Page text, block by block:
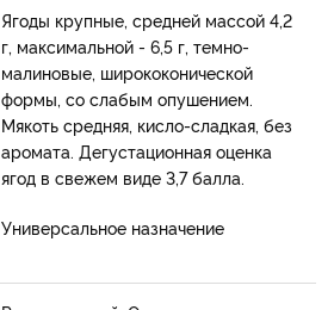
Ягоды крупные, средней массой 4,2
г, максимальной - 6,5 г, темно-
малиновые, ширококонической
формы, со слабым опушением.
Мякоть средняя, кисло-сладкая, без
аромата. Дегустационная оценка
ягод в свежем виде 3,7 балла.
Универсальное назначение